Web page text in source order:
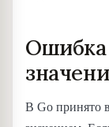
Ошибка
В Go принято